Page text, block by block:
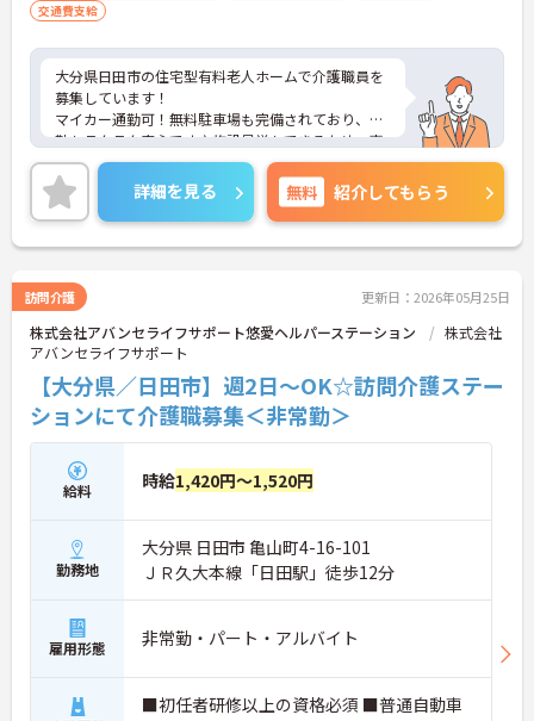
交通費支給
大分県日田市の住宅型有料老人ホームで介護職員を
募集しています！
マイカー通勤可！無料駐車場も完備されており、通
勤もラクラク安心です♪施設見学もできるため、事
前に職場の雰囲気を知ることができます◎昇給・賞
与があり、頑張りを評価してくれるので仕事のモチ
ベーションにもつながります！
ご興味のある方は、面接のポイントをお伝えします
のでお気軽にご連絡ください！
詳細を見る 無料 紹介してもらう
訪問介護 更新日：2026年05月25日
株式会社アバンセライフサポート悠愛ヘルパーステーション
株式会社
アバンセライフサポート
【大分県／日田市】週2日～OK☆訪問介護ステー
ションにて介護職募集＜非常勤＞
給料 時給1,420円～1,520円
勤務地
大分県 日田市 亀山町4-16-101
ＪＲ久大本線「日田駅」徒歩12分
雇用形態 非常勤・パート・アルバイト
■初任者研修以上の資格必須 ■普通自動車